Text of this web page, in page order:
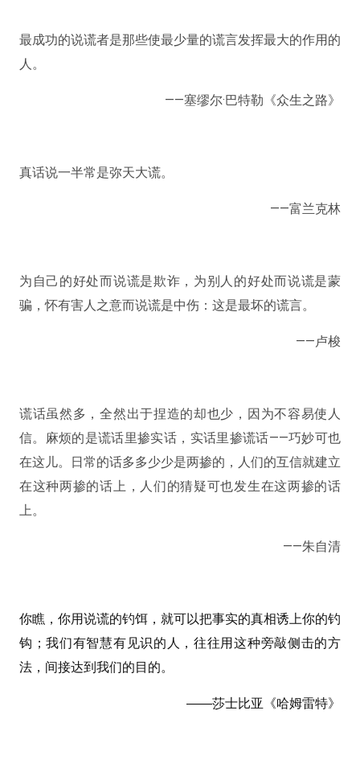
最成功的说谎者是那些使最少量的谎言发挥最大的作用的
人。
——塞缪尔·巴特勒《众生之路》
真话说一半常是弥天大谎。
——富兰克林
为自己的好处而说谎是欺诈，为别人的好处而说谎是蒙
骗，怀有害人之意而说谎是中伤：这是最坏的谎言。
——卢梭
谎话虽然多，全然出于捏造的却也少，因为不容易使人
信。麻烦的是谎话里掺实话，实话里掺谎话——巧妙可也
在这儿。日常的话多多少少是两掺的，人们的互信就建立
在这种两掺的话上，人们的猜疑可也发生在这两掺的话
上。
——朱自清
你瞧，你用说谎的钓饵，就可以把事实的真相诱上你的钓
钩；我们有智慧有见识的人，往往用这种旁敲侧击的方
法，间接达到我们的目的。
——莎士比亚《哈姆雷特》